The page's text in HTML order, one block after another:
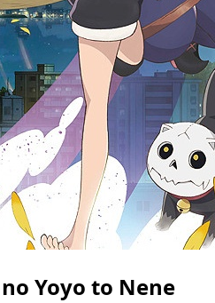
Yoyo to Nene